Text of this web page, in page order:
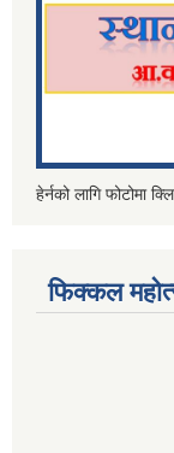
हेर्नको लागि फोटोमा
फिक्कल